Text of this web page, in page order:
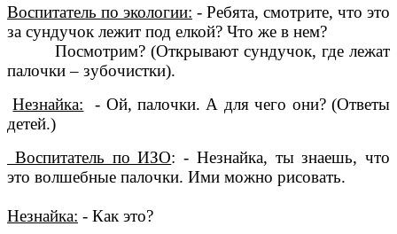
Воспитатель по экологии: - Ребята, смотрите, что это
за сундучок лежит под елкой? Что же в нем?
Посмотрим? (Открывают сундучок, где лежат
палочки – зубочистки).
Незнайка: - Ой, палочки. А для чего они? (Ответы
детей.)
Воспитатель по ИЗО: - Незнайка, ты знаешь, что
это волшебные палочки. Ими можно рисовать.
Незнайка: - Как это?